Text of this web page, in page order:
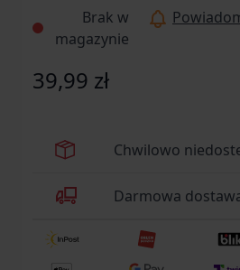
Brak w
magazynie
39,99 zł
Chwilowo
Darmowa